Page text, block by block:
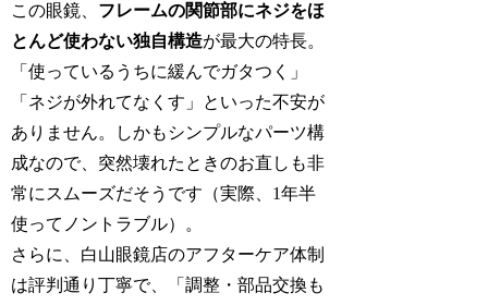
この眼鏡、 フレームの関節部にネジをほ
とんど使わない独自構造が最大の特長。
「使っているうちに緩んでガタつく」
「ネジが外れてなくす」といった不安が
ありません。しかもシンプルなパーツ構
成なので、突然壊れたときのお直しも非
常にスムーズだそうです（実際、1年半
使ってノントラブル）。
さらに、白山眼鏡店のアフターケア体制
は評判通り丁寧で、「調整・部品交換も